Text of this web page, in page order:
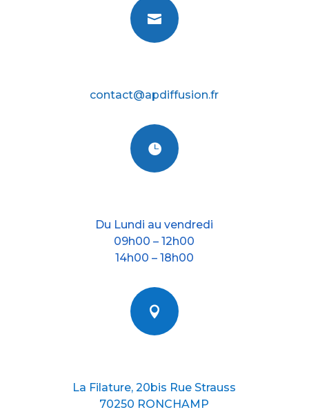

contact@apdiffusion.fr

Du Lundi au vendredi
09h00 – 12h00
14h00 – 18h00

La Filature, 20bis Rue Strauss
70250 RONCHAMP